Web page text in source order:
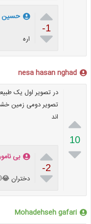

-1

حسین
اره
nesa hasan nghad

10

در تصویر اول یک
تصویر دومی زمین
اند

-2

بی
دختران
Mohadehseh gafari